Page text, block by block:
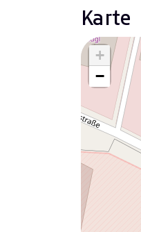
Karte
+
−